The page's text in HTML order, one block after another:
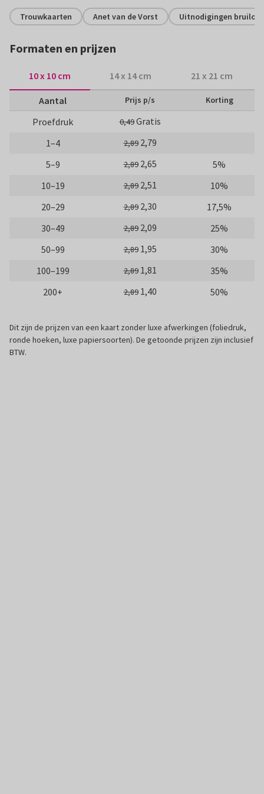
Trouwkaarten Anet van de Vorst Uitnodigingen bruiloft
Formaten en prijzen
10 x 10 cm 14 x 14 cm 21 x 21 cm
Aantal Prijs p/s Korting
Proefdruk 0,49Gratis
1–4
2,89 2,79
5–9
2,89 2,65
5%
10–19
2,89 2,51
10%
20–29
2,89 2,30
17,5%
30–49
2,89 2,09
25%
50–99
2,89 1,95
30%
100–199
2,89 1,81
35%
200+
2,89 1,40 50%
Dit zijn de prijzen van een kaart zonder luxe afwerkingen (foliedruk,
ronde hoeken, luxe papiersoorten). De getoonde prijzen zijn inclusief
BTW.